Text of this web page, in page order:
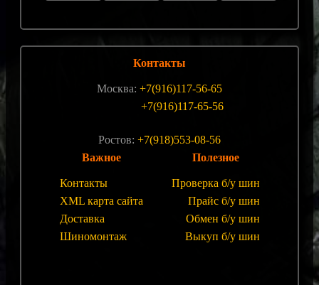
Контакты
Москва: +7(916)117-56-65
+7(916)117-65-56
Ростов: +7(918)553-08-56
Важное
Контакты
XML карта сайта
Доставка
Шиномонтаж
Полезное
Проверка б/у шин
Прайс б/у шин
Обмен б/у шин
Выкуп б/у шин